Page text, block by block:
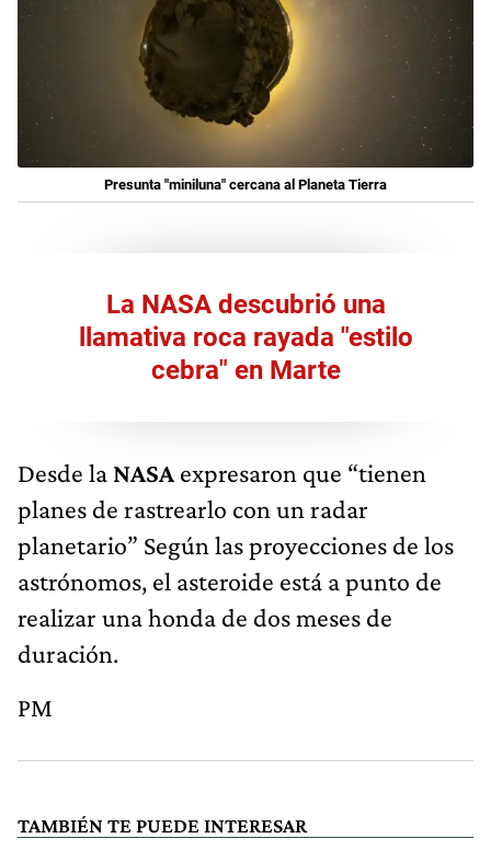
Presunta "miniluna" cercana al Planeta Tierra
La NASA descubrió una
llamativa roca rayada "estilo
cebra" en Marte
Desde la NASA expresaron que “tienen
planes de rastrearlo con un radar
planetario” Según las proyecciones de los
astrónomos, el asteroide está a punto de
realizar una honda de dos meses de
duración.
PM
TAMBIÉN TE PUEDE INTERESAR